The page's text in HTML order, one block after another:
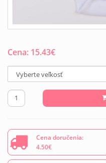
Cena: 15.43€
Cena doručenia:
4.50€